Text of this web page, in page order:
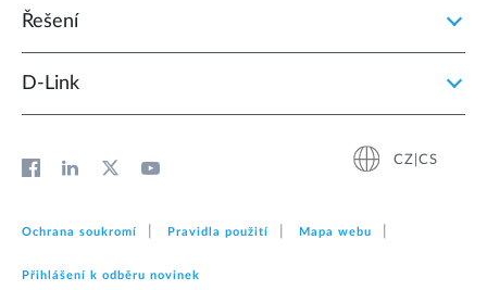
Řešení
D‑Link
CZ|CS
Ochrana soukromí Pravidla použití Mapa webu
Přihlášení k odběru novinek